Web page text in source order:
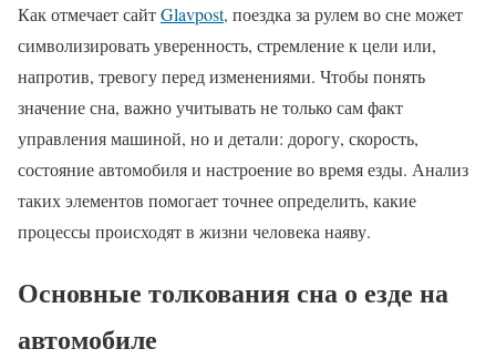
Как отмечает сайтGlavpost, поездка за рулем во сне может
символизировать уверенность, стремление к цели или,
напротив, тревогу перед изменениями. Чтобы понять
значение сна, важно учитывать не только сам факт
управления машиной, но и детали: дорогу, скорость,
состояние автомобиля и настроение во время езды. Анализ
таких элементов помогает точнее определить, какие
процессы происходят в жизни человека наяву.
Основные толкования сна о езде на
автомобиле